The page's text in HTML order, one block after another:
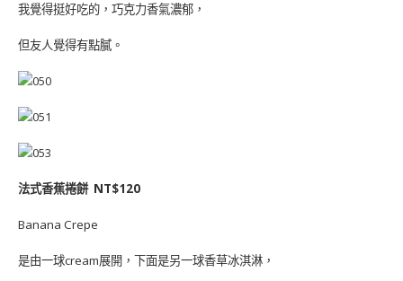
我覺得挺好吃的，巧克力香氣濃郁，
但友人覺得有點膩。
法式香蕉捲餅 NT$120
Banana Crepe
是由一球cream展開，下面是另一球香草冰淇淋，